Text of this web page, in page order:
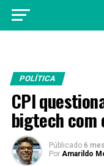
POLÍTICA
CPI
bigtech
Públicado 6
Por Amarildo